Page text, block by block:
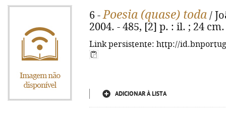
6 -Poesia (quase) toda /
2004. - 485, [2] p. : il. ; 24
Link persistente: http://
ADICIONAR À LISTA